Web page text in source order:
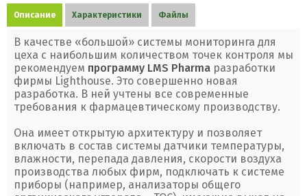
Описание Характеристики Файлы
В качестве «большой» системы мониторинга для
цеха с наибольшим количеством точек контроля мы
рекомендуем программу LMS Pharma разработки
фирмы Lighthouse. Это совершенно новая
разработка. В ней учтены все современные
требования к фармацевтическому производству.
Она имеет открытую архитектуру и позволяет
включать в состав системы датчики температуры,
влажности, перепада давления, скорости воздуха
производства любых фирм, подключать к системе
приборы (например, анализаторы общего